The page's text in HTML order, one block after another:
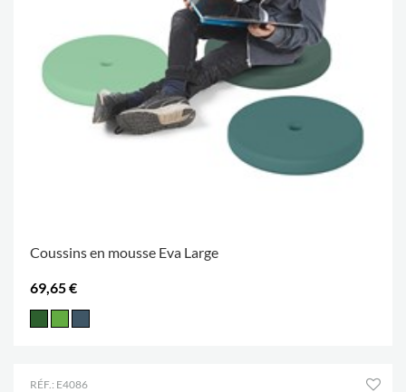
Coussins en mousse Eva Large
69,65 €
RÉF.: E4086